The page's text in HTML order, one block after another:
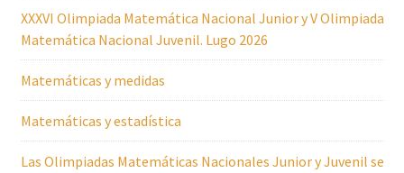
XXXVI Olimpiada Matemática Nacional Junior y V Olimpiada
Matemática Nacional Juvenil. Lugo 2026
Matemáticas y medidas
Matemáticas y estadística
Las Olimpiadas Matemáticas Nacionales Junior y Juvenil se